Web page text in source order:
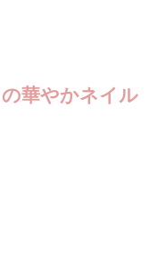
華やかネイル